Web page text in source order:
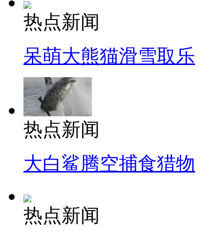
热点新闻
呆萌大熊猫滑雪取乐
热点新闻
大白鲨腾空捕食猎物
热点新闻